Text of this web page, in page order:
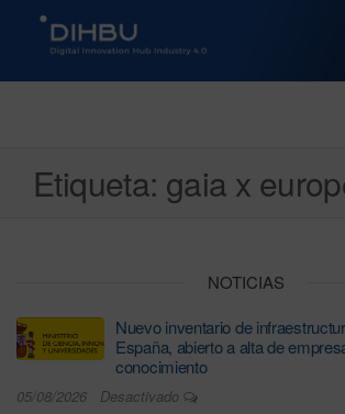
DIGITAL
Etiqueta: gaia x
NOTICIAS
Nuevo inventario de
España, abierto a alta de
conocimiento
05/08/2026 Desactivado